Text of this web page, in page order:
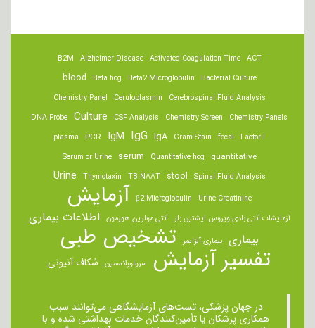
ACT
Activated Coagulation Time
Alzheimer Disease
B2M
Bacterial Culture
Beta2 Microglobulin
Beta hcg
blood
Cerebrospinal Fluid Analysis
Ceruloplasmin
Chemistry Panel
Chemistry Panels
Chemistry Screen
CSF Analysis
Culture
DNA Probe
Factor I
fecal
Gram Stain
IgA
IgG
IgM
PCR
plasma
quantitative
Quantitative hcg
serum
Serum or Urine
Spinal Fluid Analysis
stool
TB NAAT
Thymotaxin
Urine
Urine Creatinine
β2-Microglobulin آزمایش
آزمایشات آنتی بادی ویروس اپشتین بار آنتی مولرین هورمون اطلاعات بیماری
بیماری بیماری آلزایمر تشخیص طبی
تفسیر آزمایش سرولوپلاسمین شکاف آنیونی
در جهان پزشکی، تست‌های آزمایشگاهی می‌توانند سبب
همکاری پزشکان یا تأمین‌کنندگان خدمات بهداشتی شده و با